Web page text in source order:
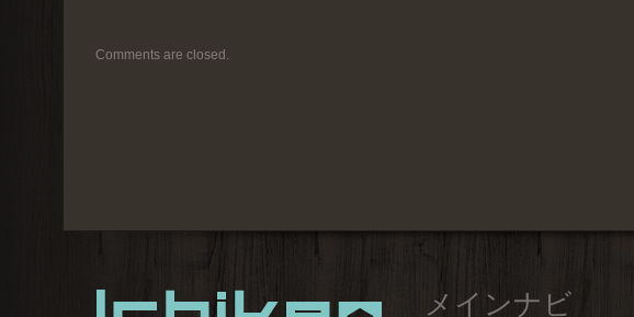
Comments are closed.
メインナビ